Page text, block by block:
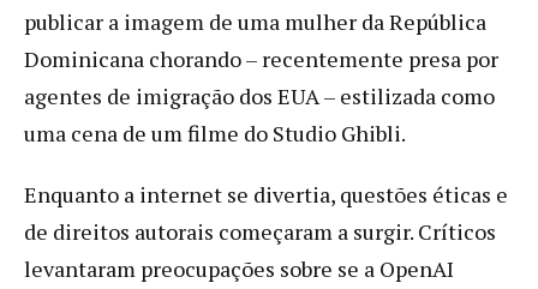
publicar a imagem de uma mulher da República
Dominicana chorando – recentemente presa por
agentes de imigração dos EUA – estilizada como
uma cena de um filme do Studio Ghibli.
Enquanto a internet se divertia, questões éticas e
de direitos autorais começaram a surgir. Críticos
levantaram preocupações sobre se a OpenAI